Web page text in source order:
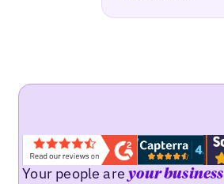
Your people areyour business